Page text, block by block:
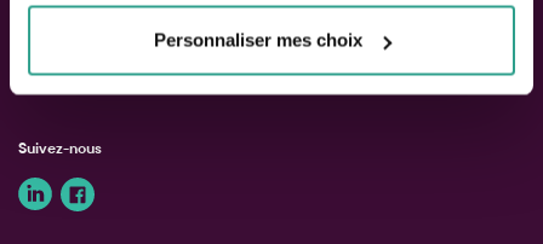
Personnaliser mes choix
Calcul de performance
Parler à un conseiller
Suivez-nous